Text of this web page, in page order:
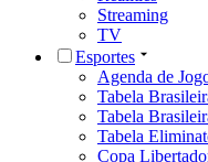
Streaming
TV
Esportes
Agenda de
Tabela
Tabela
Tabela
Copa